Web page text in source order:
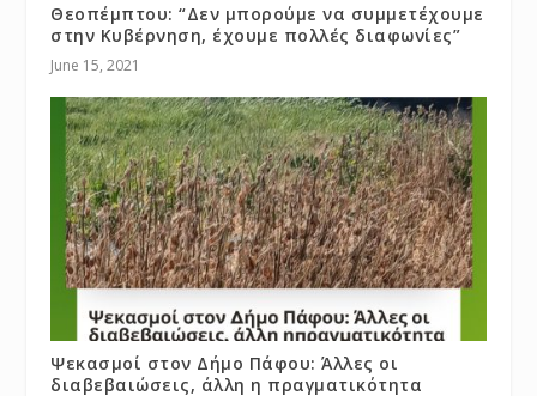
Θεοπέμπτου: “Δεν μπορούμε να συμμετέχουμε
στην Κυβέρνηση, έχουμε πολλές διαφωνίες”
June 15, 2021
Ψεκασμοί στον Δήμο Πάφου: Άλλες οι
διαβεβαιώσεις, άλλη η πραγματικότητα